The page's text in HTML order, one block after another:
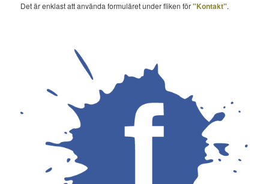
Det är enklast att använda formuläret under fliken för"Kontakt".